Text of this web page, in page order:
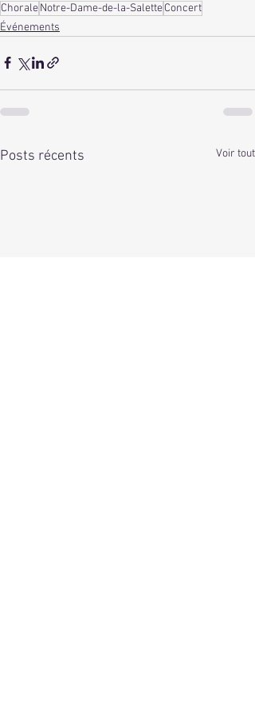
ChoraleNotre-Dame-de-la-SaletteConcert
Événements
Posts récents Voir tout